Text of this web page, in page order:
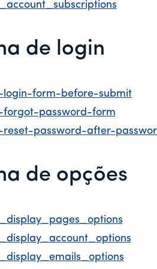
de login
login-form-before-submit
forgot-password-form
reset-password-after-
de opções